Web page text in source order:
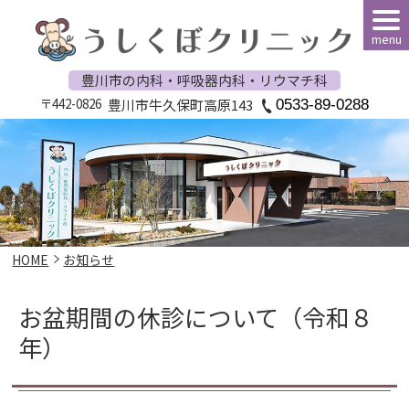
豊川市の内科・呼吸器内科・リウマチ科
〒442-0826 豊川市牛久保町高原143 0533-89-0288
menu
HOME お知らせ
お盆期間の休診について（令和８
年）